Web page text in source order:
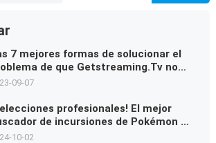
7 mejores formas de solucionar el
de que Getstreaming.Tv no
o de establecer el
09-07
profesionales! El mejor
de incursiones de Pokémon Go
más reciente]
10-02